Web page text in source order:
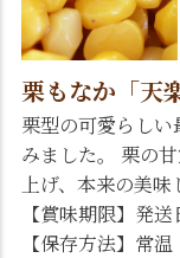
栗もなか「天
栗型の可愛らし
みました。 栗の
上げ、本来の美
【賞味期限】発
【保存方法】常温